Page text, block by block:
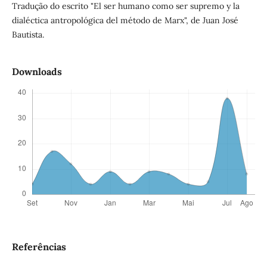
Tradução do escrito "El ser humano como ser supremo y la
dialéctica antropológica del método de Marx", de Juan José
Bautista.
Downloads
Referências